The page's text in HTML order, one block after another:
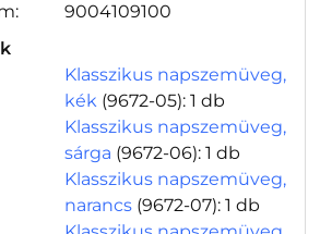
9004109100
Klasszikus napszemüveg,
kék (9672-05): 1 db
Klasszikus napszemüveg,
sárga (9672-06): 1 db
Klasszikus napszemüveg,
narancs (9672-07): 1 db